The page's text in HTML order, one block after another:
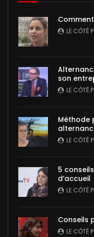
LE CÔTÉ
son
LE CÔTÉ
Méthode
LE CÔTÉ
5
d’accueil
LE CÔTÉ
Conseils
LE CÔTÉ